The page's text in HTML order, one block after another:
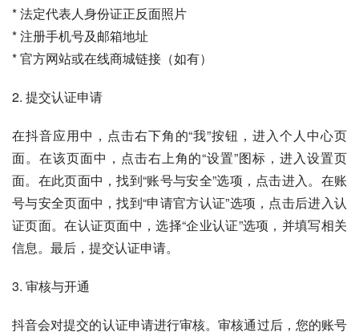
* 法定代表人身份证正反面照片
* 注册手机号及邮箱地址
* 官方网站或在线商城链接（如有）
2. 提交认证申请
在抖音应用中，点击右下角的“我”按钮，进入个人中心页
面。在该页面中，点击右上角的“设置”图标，进入设置页
面。在此页面中，找到“账号与安全”选项，点击进入。在账
号与安全页面中，找到“申请官方认证”选项，点击后进入认
证页面。在认证页面中，选择“企业认证”选项，并填写相关
信息。最后，提交认证申请。
3. 审核与开通
抖音会对提交的认证申请进行审核。审核通过后，您的账号